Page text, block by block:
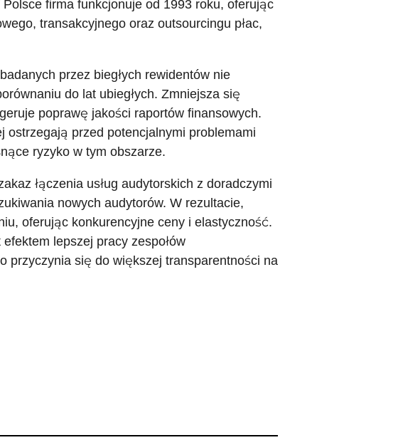
firma funkcjonuje od 1993 roku, oferując
transakcyjnego oraz outsourcingu płac,
przez biegłych rewidentów nie
do lat ubiegłych. Zmniejsza się
poprawę jakości raportów finansowych.
przed potencjalnymi problemami
ryzyko w tym obszarze.
łączenia usług audytorskich z doradczymi
nowych audytorów. W rezultacie,
oferując konkurencyjne ceny i elastyczność.
lepszej pracy zespołów
przyczynia się do większej transparentności na